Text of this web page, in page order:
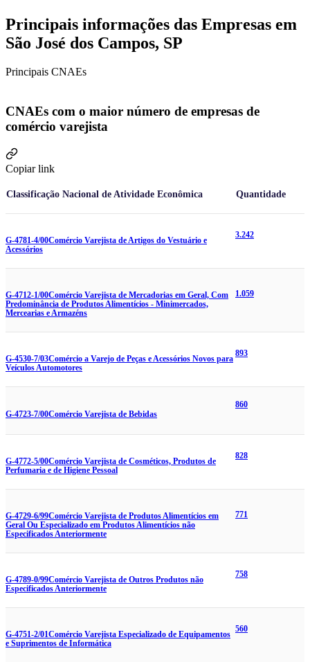
Principais informações das Empresas em
São José dos Campos, SP
Principais CNAEs
CNAEs com o maior número de empresas de
comércio varejista
Copiar link
Classificação Nacional de Atividade Econômica Quantidade
G-4781-4/00Comércio Varejista de Artigos do Vestuário e
Acessórios
3.242
G-4712-1/00Comércio Varejista de Mercadorias em Geral, Com
Predominância de Produtos Alimentícios - Minimercados,
Mercearias e Armazéns
1.059
G-4530-7/03Comércio a Varejo de Peças e Acessórios Novos para
Veículos Automotores
893
G-4723-7/00Comércio Varejista de Bebidas
860
G-4772-5/00Comércio Varejista de Cosméticos, Produtos de
Perfumaria e de Higiene Pessoal
828
G-4729-6/99Comércio Varejista de Produtos Alimentícios em
Geral Ou Especializado em Produtos Alimentícios não
Especificados Anteriormente
771
G-4789-0/99Comércio Varejista de Outros Produtos não
Especificados Anteriormente
758
G-4751-2/01Comércio Varejista Especializado de Equipamentos
e Suprimentos de Informática
560